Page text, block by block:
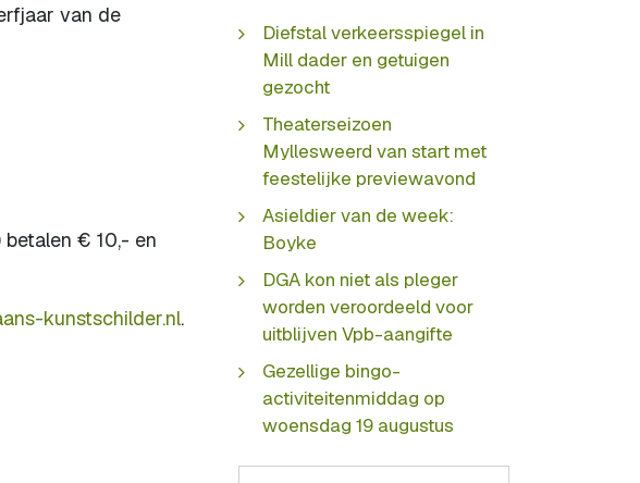
van de
€ 10,- en
kunstschilder.nl.
Diefstal verkeersspiegel in
Mill dader en getuigen
gezocht
Theaterseizoen
Myllesweerd van start met
feestelijke previewavond
Asieldier van de week:
Boyke
DGA kon niet als pleger
worden veroordeeld voor
uitblijven Vpb-aangifte
Gezellige bingo-
activiteitenmiddag op
woensdag 19 augustus